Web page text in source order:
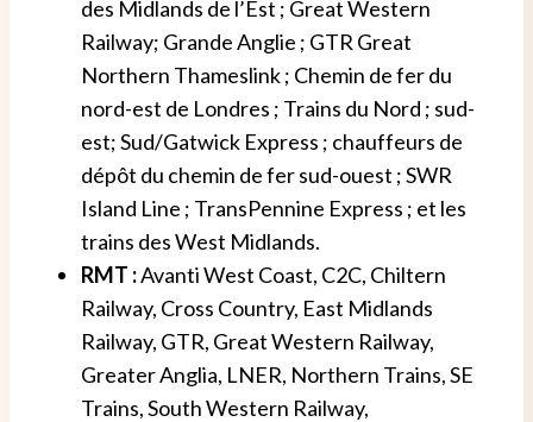
des Midlands de l’Est ; Great Western
Railway; Grande Anglie ; GTR Great
Northern Thameslink ; Chemin de fer du
nord-est de Londres ; Trains du Nord ; sud-
est; Sud/Gatwick Express ; chauffeurs de
dépôt du chemin de fer sud-ouest ; SWR
Island Line ; TransPennine Express ; et les
trains des West Midlands.
RMT :Avanti West Coast, C2C, Chiltern
Railway, Cross Country, East Midlands
Railway, GTR, Great Western Railway,
Greater Anglia, LNER, Northern Trains, SE
Trains, South Western Railway,